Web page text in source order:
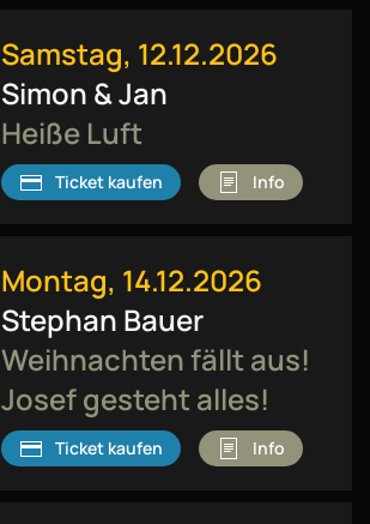
Samstag, 12.12.2026
Simon & Jan
Heiße Luft
Ticket kaufen Info
Montag, 14.12.2026
Stephan Bauer
Weihnachten fällt aus!
Josef gesteht alles!
Ticket kaufen Info